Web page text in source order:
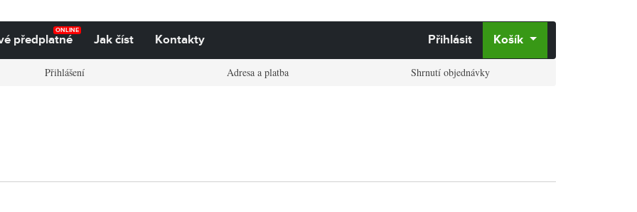
ONLINE
předplatné Jak číst Kontakty Přihlásit Košík
Přihlášení Adresa a platba Shrnutí objednávky